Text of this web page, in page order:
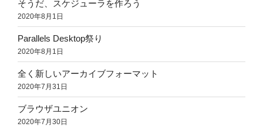
そうだ、スケジューラを作ろう
2020年8月1日
Parallels Desktop祭り
2020年8月1日
全く新しいアーカイブフォーマット
2020年7月31日
ブラウザユニオン
2020年7月30日